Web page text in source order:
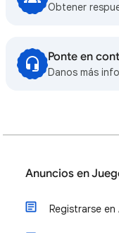
Obtener
Ponte en
Danos más
Anuncios en
Registrarse